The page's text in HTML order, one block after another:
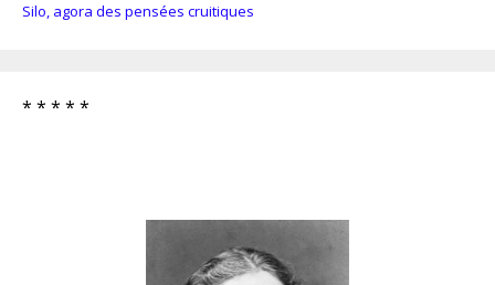
Silo, agora des pensées cruitiques
* * * * *